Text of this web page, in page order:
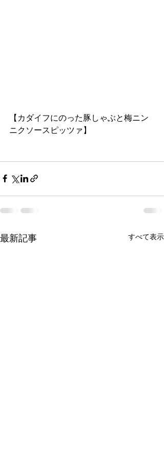
【カダイフにのった豚しゃぶと梅ニン
ニクソースピッツァ】
最新記事 すべて表示